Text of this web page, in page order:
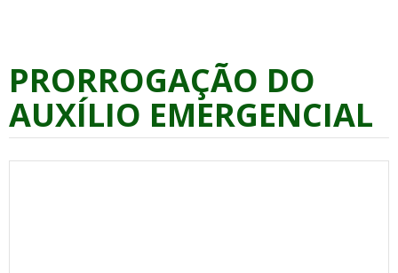
PRORROGAÇÃO DO
AUXÍLIO EMERGENCIAL